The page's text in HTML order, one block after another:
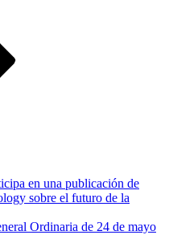
en una publicación de
sobre el futuro de la
Ordinaria de 24 de mayo